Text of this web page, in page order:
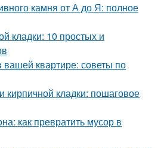
камня от А до Я: полное
кладки: 10 простых и
вашей квартире: советы по
кирпичной кладки: пошаговое
как превратить мусор в